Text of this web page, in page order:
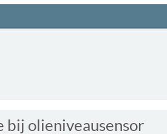
bij olieniveausensor